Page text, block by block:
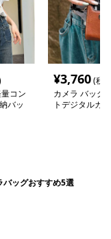
コン
バッ
¥3,760(税
カメラ バッグ
トデジタルカ
バッグおすすめ5選